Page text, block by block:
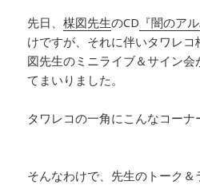
先日、楳図先生のCD 『闇のア
けですが、それに伴いタワレ
図先生のミニライブ＆サイン
てまいりました。
タワレコの一角にこんなコーナ
そんなわけで、先生のトーク